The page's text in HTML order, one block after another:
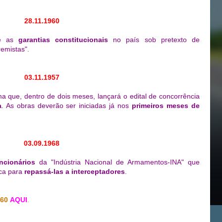
28.11.1960
as garantias constitucionais no país sob pretexto de
03.11.1957
que, dentro de dois meses, lançará o edital de concorrência
. As obras deverão ser iniciadas já nos primeiros meses de
03.09.1968
da "Indústria Nacional de Armamentos-INA" que
para repassá-las a interceptadores.
AQUI.